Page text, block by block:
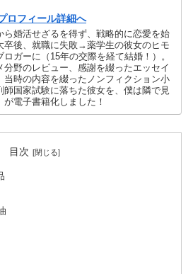
ロフィール詳細へ
ら婚活せざるを得ず、戦略的に恋愛を始
後、就職に失敗→薬学生の彼女のヒモ
ロガーに（15年の交際を経て結婚！）。
分野のレビュー、感謝を綴ったエッセイ
当時の内容を綴ったノンフィクション小
師国家試験に落ちた彼女を、僕は隣で見
が電子書籍化しました！
目次